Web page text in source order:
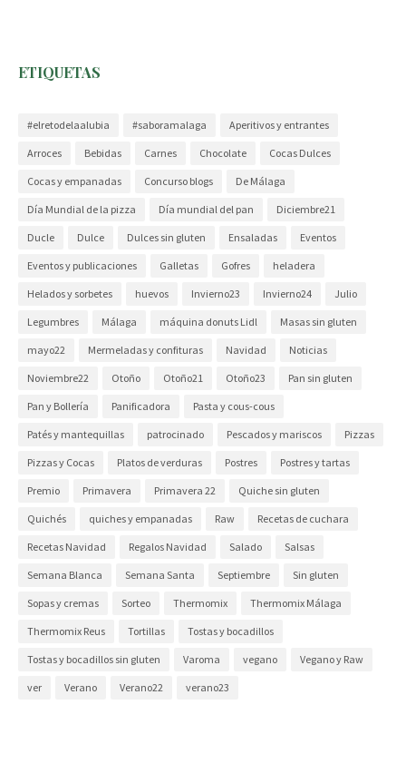
ETIQUETAS
#elretodelaalubia #saboramalaga Aperitivos y entrantes
Arroces Bebidas Carnes Chocolate Cocas Dulces
Cocas y empanadas Concurso blogs De Málaga
Día Mundial de la pizza Día mundial del pan Diciembre21
Ducle Dulce Dulces sin gluten Ensaladas Eventos
Eventos y publicaciones Galletas Gofres heladera
Helados y sorbetes huevos Invierno23 Invierno24 Julio
Legumbres Málaga máquina donuts Lidl Masas sin gluten
mayo22 Mermeladas y confituras Navidad Noticias
Noviembre22 Otoño Otoño21 Otoño23 Pan sin gluten
Pan y Bollería Panificadora Pasta y cous-cous
Patés y mantequillas patrocinado Pescados y mariscos Pizzas
Pizzas y Cocas Platos de verduras Postres Postres y tartas
Premio Primavera Primavera 22 Quiche sin gluten
Quichés quiches y empanadas Raw Recetas de cuchara
Recetas Navidad Regalos Navidad Salado Salsas
Semana Blanca Semana Santa Septiembre Sin gluten
Sopas y cremas Sorteo Thermomix Thermomix Málaga
Thermomix Reus Tortillas Tostas y bocadillos
Tostas y bocadillos sin gluten Varoma vegano Vegano y Raw
ver Verano Verano22 verano23